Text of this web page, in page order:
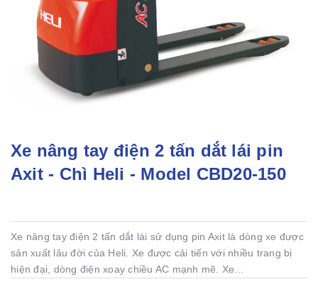
Xe nâng tay điện 2 tấn dắt lái pin
Axit - Chì Heli - Model CBD20-150
Xe nâng tay điện 2 tấn dắt lái sử dụng pin Axit là dòng xe được
sản xuất lâu đời của Heli. Xe được cải tiến với nhiều trang bị
hiện đại, dòng điện xoay chiều AC mạnh mẽ. Xe...